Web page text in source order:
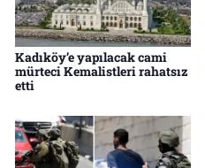
Kadıköy’e yapılacak cami
mürteci Kemalistleri rahatsız
etti